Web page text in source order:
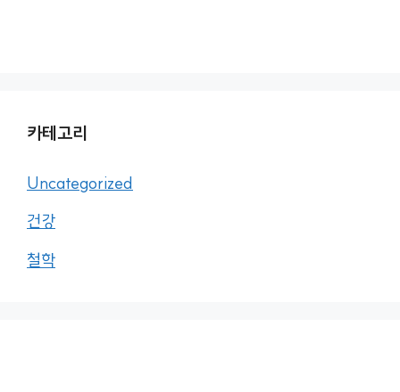
카테고리
Uncategorized
건강
철학